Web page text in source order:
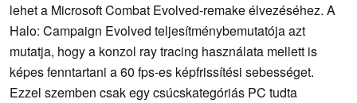
lehet a Microsoft Combat Evolved-remake élvezéséhez. A
Halo: Campaign Evolved teljesítménybemutatója azt
mutatja, hogy a konzol ray tracing használata mellett is
képes fenntartani a 60 fps-es képfrissítési sebességet.
Ezzel szemben csak egy csúcskategóriás PC tudta